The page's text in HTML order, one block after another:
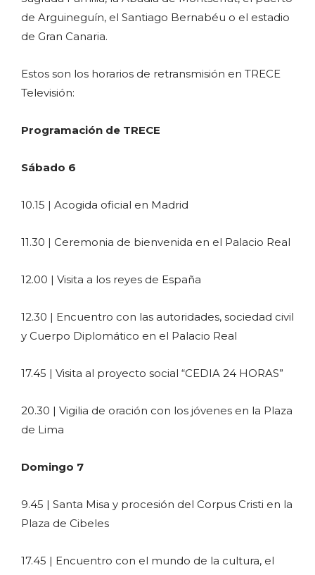
de Arguineguín, el Santiago Bernabéu o el estadio
de Gran Canaria.
Estos son los horarios de retransmisión en TRECE
Televisión:
Programación de TRECE
Sábado 6
10.15 | Acogida oficial en Madrid
11.30 | Ceremonia de bienvenida en el Palacio Real
12.00 | Visita a los reyes de España
12.30 | Encuentro con las autoridades, sociedad civil
y Cuerpo Diplomático en el Palacio Real
17.45 | Visita al proyecto social “CEDIA 24 HORAS”
20.30 | Vigilia de oración con los jóvenes en la Plaza
de Lima
Domingo 7
9.45 | Santa Misa y procesión del Corpus Cristi en la
Plaza de Cibeles
17.45 | Encuentro con el mundo de la cultura, el